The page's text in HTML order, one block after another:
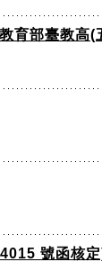
育部臺教高
號函核